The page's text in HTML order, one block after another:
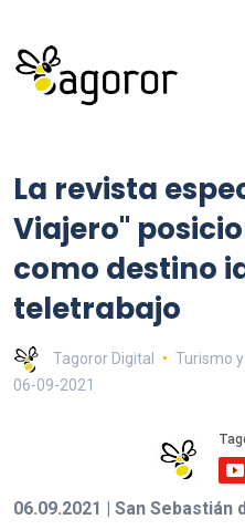
La revista
Viajero"
como destino
teletrabajo
Tagoror Digital
Turismo
06-09-2021
06.09.2021 | San Sebastián